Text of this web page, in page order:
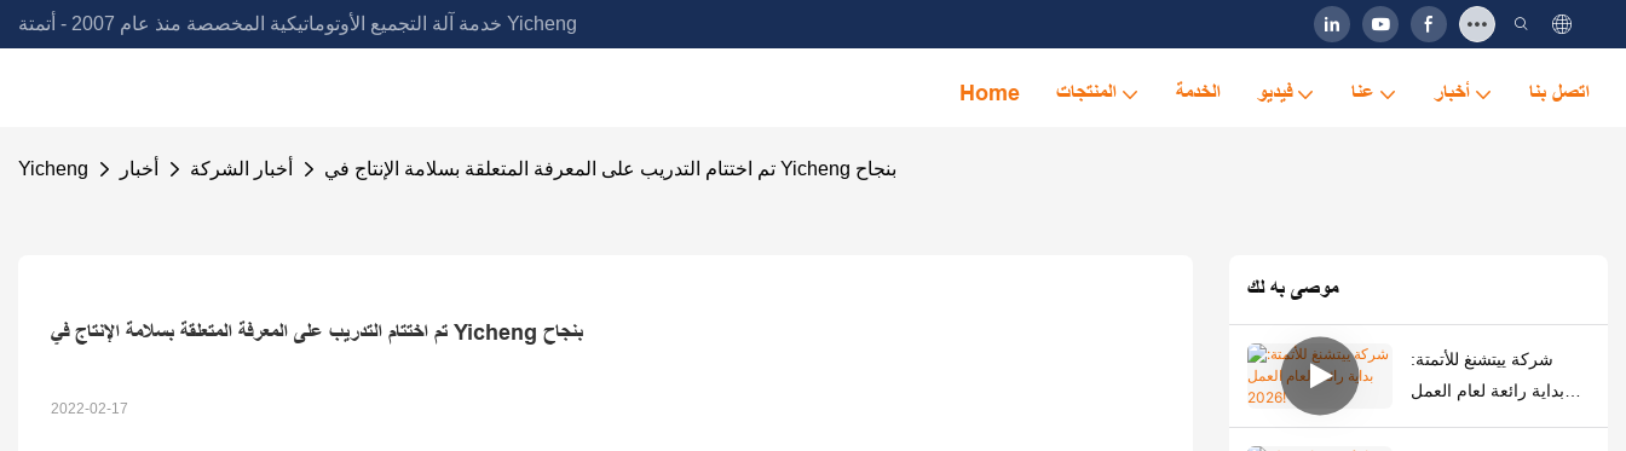
خدمة آلة التجميع الأوتوماتيكية المخصصة منذ عام 2007 - أتمتة Yicheng
Home المنتجات الخدمة فيديو عنا أخبار اتصل بنا
Yicheng أخبار أخبار الشركة تم اختتام التدريب على المعرفة المتعلقة بسلامة الإنتاج في Yicheng بنجاح
تم اختتام التدريب على المعرفة المتعلقة بسلامة الإنتاج في Yicheng بنجاح
2022-02-17
موصى به لك
شركة ييتشنغ للأتمتة:
بداية رائعة لعام العمل